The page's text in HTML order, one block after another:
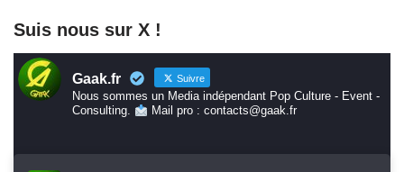
Suis nous sur X !
Gaak.fr Suivre
Nous sommes un Media indépendant Pop Culture - Event -
Consulting.
Mail pro : contacts@gaak.fr